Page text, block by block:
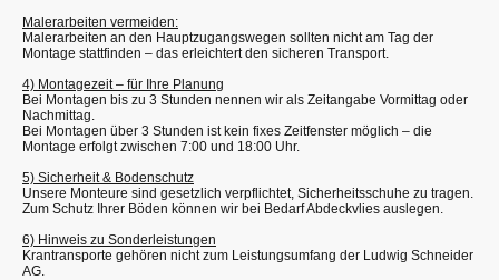
Malerarbeiten vermeiden:
Malerarbeiten an den Hauptzugangswegen sollten nicht am Tag der
Montage stattfinden – das erleichtert den sicheren Transport.
4) Montagezeit – für Ihre Planung
Bei Montagen bis zu 3 Stunden nennen wir als Zeitangabe Vormittag oder
Nachmittag.
Bei Montagen über 3 Stunden ist kein fixes Zeitfenster möglich – die
Montage erfolgt zwischen 7:00 und 18:00 Uhr.
5) Sicherheit & Bodenschutz
Unsere Monteure sind gesetzlich verpflichtet, Sicherheitsschuhe zu tragen.
Zum Schutz Ihrer Böden können wir bei Bedarf Abdeckvlies auslegen.
6) Hinweis zu Sonderleistungen
Krantransporte gehören nicht zum Leistungsumfang der Ludwig Schneider
AG.